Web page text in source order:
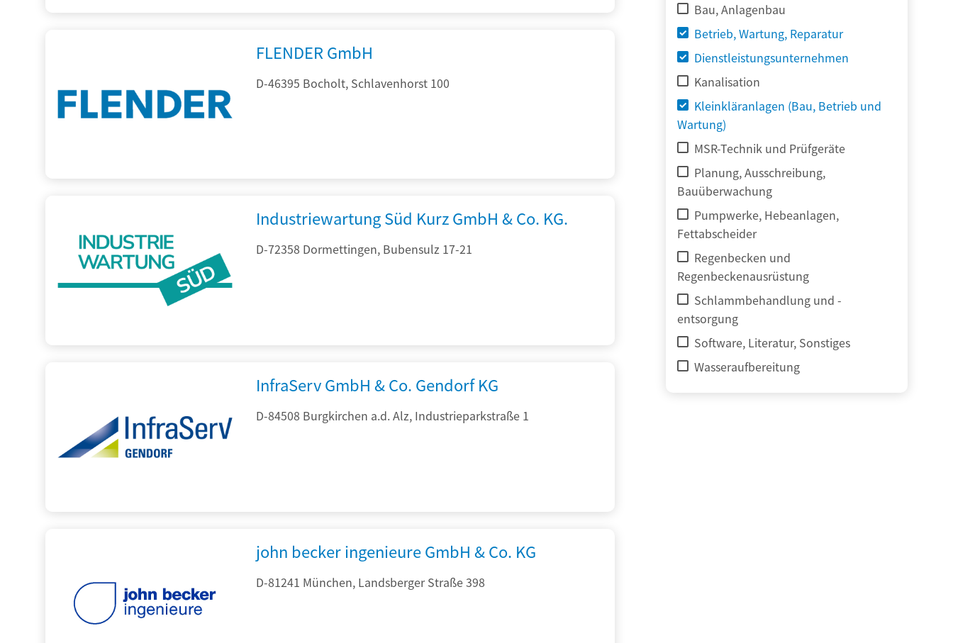
Bau, Anlagenbau
Betrieb, Wartung, Reparatur
Dienstleistungsunternehmen
Kanalisation
Kleinkläranlagen (Bau, Betrieb und
Wartung)
MSR-Technik und Prüfgeräte
Planung, Ausschreibung,
Bauüberwachung
Pumpwerke, Hebeanlagen,
Fettabscheider
Regenbecken und
Regenbeckenausrüstung
Schlammbehandlung und -
entsorgung
Software, Literatur, Sonstiges
Wasseraufbereitung
FLENDER GmbH
D-46395 Bocholt, Schlavenhorst 100
Industriewartung Süd Kurz GmbH & Co. KG.
D-72358 Dormettingen, Bubensulz 17-21
InfraServ GmbH & Co. Gendorf KG
D-84508 Burgkirchen a.d. Alz, Industrieparkstraße 1
john becker ingenieure GmbH & Co. KG
D-81241 München, Landsberger Straße 398